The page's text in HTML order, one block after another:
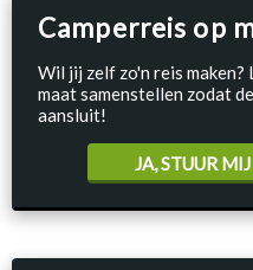
Camperreis op
Wil jij zelf zo'n reis maken?
maat samenstellen zodat
aansluit!
JA, STUUR